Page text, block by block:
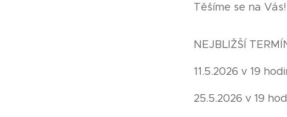
Těšíme se na Vás!
NEJBLIŽŠÍ
11.5.2026 v 19
25.5.2026 v 19